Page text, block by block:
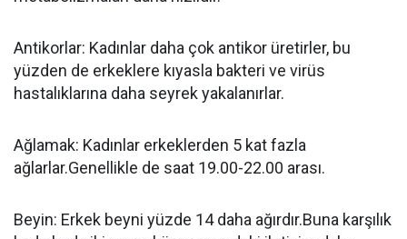
Antikorlar: Kadınlar daha çok antikor üretirler, bu
yüzden de erkeklere kıyasla bakteri ve virüs
hastalıklarına daha seyrek yakalanırlar.
Ağlamak: Kadınlar erkeklerden 5 kat fazla
ağlarlar.Genellikle de saat 19.00-22.00 arası.
Beyin: Erkek beyni yüzde 14 daha ağırdır.Buna karşılık